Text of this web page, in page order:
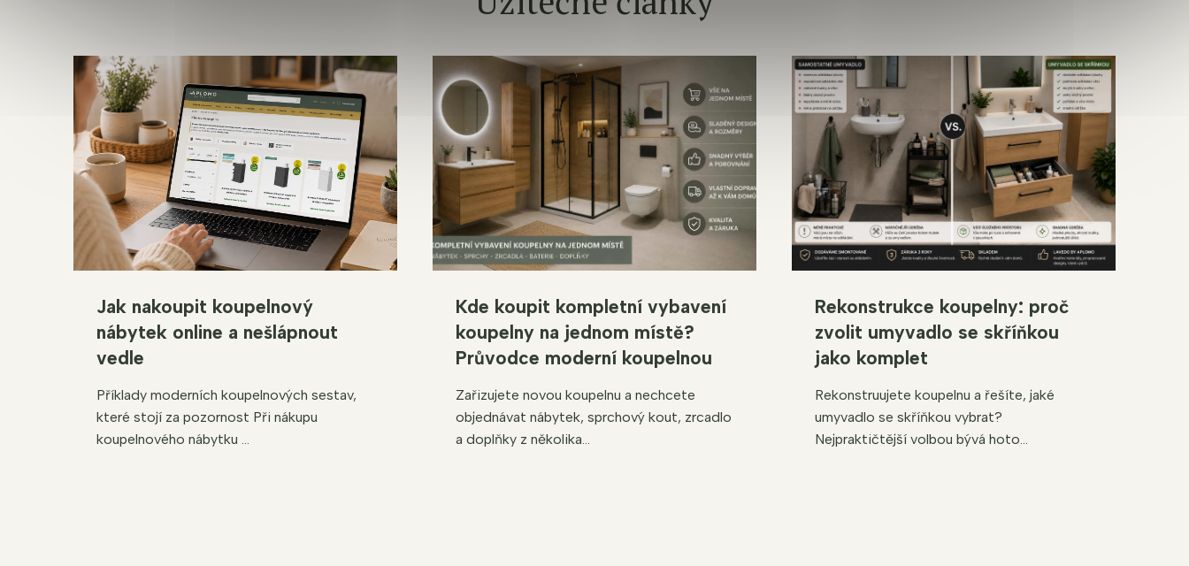
Jak nakoupit koupelnový
nábytek online a nešlápnout
vedle
Příklady moderních koupelnových sestav,
které stojí za pozornost Při nákupu
koupelnového nábytku ...
Kde koupit kompletní vybavení
koupelny na jednom místě?
Průvodce moderní koupelnou
Zařizujete novou koupelnu a nechcete
objednávat nábytek, sprchový kout, zrcadlo
a doplňky z několika...
Rekonstrukce koupelny: proč
zvolit umyvadlo se skříňkou
jako komplet
Rekonstruujete koupelnu a řešíte, jaké
umyvadlo se skříňkou vybrat?
Nejpraktičtější volbou bývá hoto...